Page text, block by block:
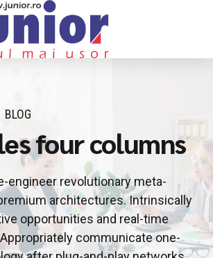
BLOG
four columns
engineer revolutionary meta-
architectures. Intrinsically
opportunities and real-time
communicate one-